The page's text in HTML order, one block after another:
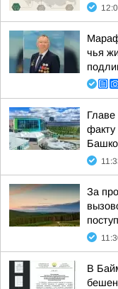
чья
факту
За
В